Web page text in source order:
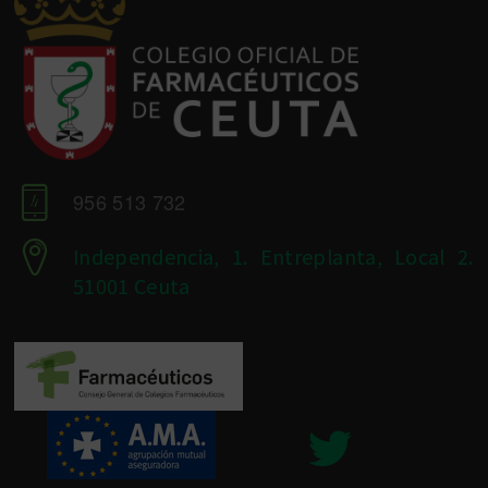
956 513 732
Independencia, 1. Entreplanta, Local 2.
51001 Ceuta